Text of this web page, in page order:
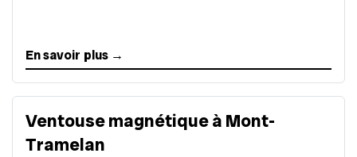
En savoir plus →
Ventouse magnétique à Mont-
Tramelan